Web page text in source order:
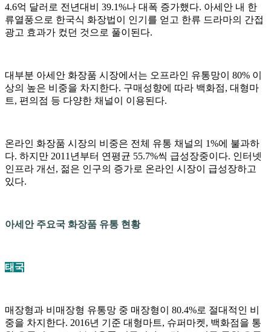
4.6억 달러로 전년대비 39.1%나 대폭 증가했다. 아세안 내 한
류열풍으로 한국식 화장법이 인기를 얻고 한류 드라마의 간접
광고 효과가 컸던 것으로 풀이된다.
대부분 아세안 화장품 시장에서는 오프라인 유통망이 80% 이
상의 높은 비중을 차지한다. 구매성향에 따라 백화점, 대형마
트, 편의점 등 다양한 채널이 이용된다.
온라인 화장품 시장의 비중은 전체 유통 채널의 1%에 불과하
다. 하지만 2011년부터 연평균 55.7%씩 급성장중이다. 인터넷
인프라 개선, 젊은 인구의 증가로 온라인 시장이 급성장하고
있다.
아세안 주요국 화장품 유통 현황
태국
매장형과 비매장형 유통망 중 매장형이 80.4%로 절대적인 비
중을 차지한다. 2016년 기준 대형마트, 슈퍼마켓, 백화점을 통